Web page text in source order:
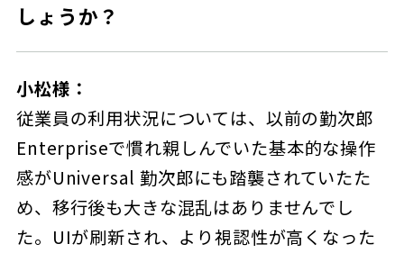
しょうか？
小松様：
従業員の利用状況については、以前の勤次郎
Enterpriseで慣れ親しんでいた基本的な操作
感がUniversal 勤次郎にも踏襲されていたた
め、移行後も大きな混乱はありませんでし
た。UIが刷新され、より視認性が高くなった